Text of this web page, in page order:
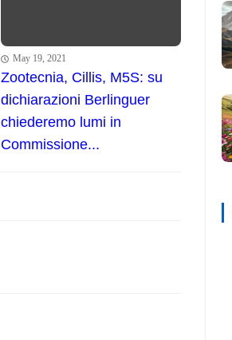
May 19, 2021
Zootecnia, Cillis, M5S: su
dichiarazioni Berlinguer
chiederemo lumi in
Commissione...